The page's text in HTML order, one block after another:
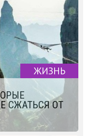
ЖИЗНЬ
СЖАТЬСЯ ОТ